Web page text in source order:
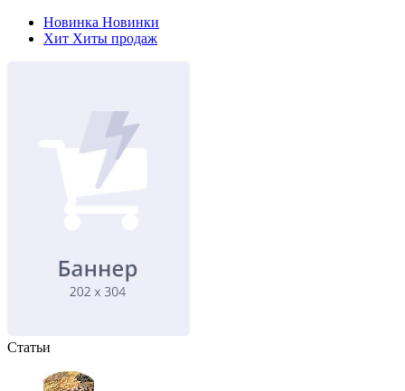
Новинка Новинки
Хит Хиты продаж
Статьи